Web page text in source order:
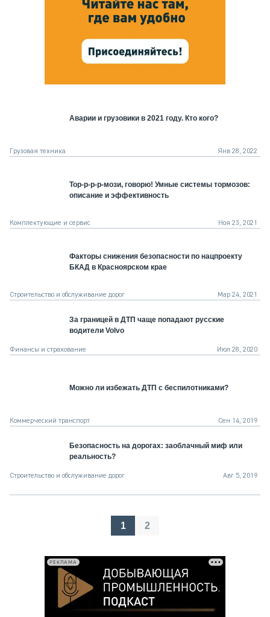
Аварии и грузовики в 2021 году. Кто кого?
Грузовая техника Янв 28, 2022
Тор-р-р-р-мози, говорю! Умные системы тормозов:
описание и эффективность
Комплектующие и сервис Ноя 23, 2021
Факторы снижения безопасности по нацпроекту
БКАД в Красноярском крае
Строительство и обслуживание дорог Мар 24, 2021
За границей в ДТП чаще попадают русские
водители Volvo
Финансы и страхование Июл 28, 2020
Можно ли избежать ДТП с беспилотниками?
Коммерческий транспорт Сен 14, 2019
Безопасность на дорогах: заоблачный миф или
реальность?
Строительство и обслуживание дорог Авг 5, 2019
Пагинация
1 2
РЕКЛАМА